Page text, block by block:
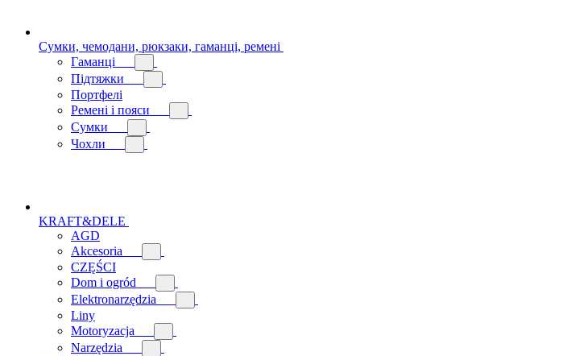
Сумки, чемодани, рюкзаки, гаманці, ремені
Гаманці
Підтяжки
Портфелі
Ремені і пояси
Сумки
Чохли
KRAFT&DELE
AGD
Akcesoria
CZĘŚCI
Dom i ogród
Elektronarzędzia
Liny
Motoryzacja
Narzędzia